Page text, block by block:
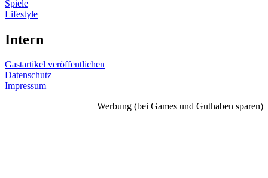
Spiele
Lifestyle
Intern
Gastartikel veröffentlichen
Datenschutz
Impressum
Werbung (bei Games und Guthaben sparen)